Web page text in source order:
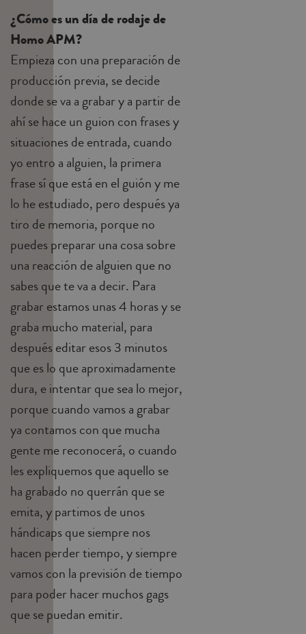
¿Cómo es un día de rodaje de
Homo APM?
Empieza con una preparación de
producción previa, se decide
donde se va a grabar y a partir de
ahí se hace un guion con frases y
situaciones de entrada, cuando
yo entro a alguien, la primera
frase sí que está en el guión y me
lo he estudiado, pero después ya
tiro de memoria, porque no
puedes preparar una cosa sobre
una reacción de alguien que no
sabes que te va a decir. Para
grabar estamos unas 4 horas y se
graba mucho material, para
después editar esos 3 minutos
que es lo que aproximadamente
dura, e intentar que sea lo mejor,
porque cuando vamos a grabar
ya contamos con que mucha
gente me reconocerá, o cuando
les expliquemos que aquello se
ha grabado no querrán que se
emita, y partimos de unos
hándicaps que siempre nos
hacen perder tiempo, y siempre
vamos con la previsión de tiempo
para poder hacer muchos gags
que se puedan emitir.